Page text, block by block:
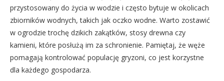
przystosowany do życia w wodzie i często bytuje w okolicach
zbiorników wodnych, takich jak oczko wodne. Warto zostawić
w ogrodzie trochę dzikich zakątków, stosy drewna czy
kamieni, które posłużą im za schronienie. Pamiętaj, że węże
pomagają kontrolować populację gryzoni, co jest korzystne
dla każdego gospodarza.